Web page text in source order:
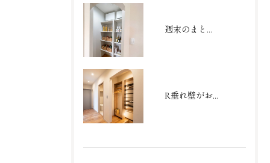
週末のまとめ買いもスッキリ収まる大容量パントリー
R垂れ壁がおしゃれなシューズクローク